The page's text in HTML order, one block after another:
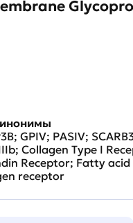
GPIV; PASIV;
Collagen Type I
Receptor; Fatty
receptor